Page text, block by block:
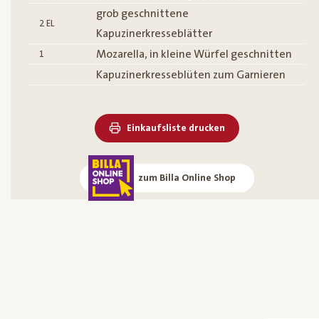
2 EL
grob geschnittene
Kapuzinerkresseblätter
1
Mozarella, in kleine Würfel geschnitten
Kapuzinerkresseblüten zum Garnieren
Einkaufsliste drucken
zum Billa Online Shop